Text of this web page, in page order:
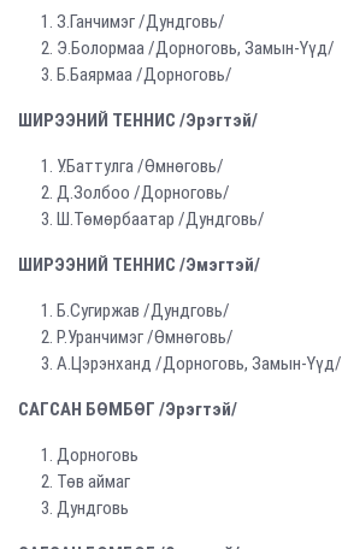
З.Ганчимэг /Дундговь/
Э.Болормаа /Дорноговь, Замын-Үүд/
Б.Баярмаа /Дорноговь/
ШИРЭЭНИЙ ТЕННИС /Эрэгтэй/
У.Баттулга /Өмнөговь/
Д.Золбоо /Дорноговь/
Ш.Төмөрбаатар /Дундговь/
ШИРЭЭНИЙ ТЕННИС /Эмэгтэй/
Б.Сугиржав /Дундговь/
Р.Уранчимэг /Өмнөговь/
А.Цэрэнханд /Дорноговь, Замын-Үүд/
САГСАН БӨМБӨГ /Эрэгтэй/
Дорноговь
Төв аймаг
Дундговь